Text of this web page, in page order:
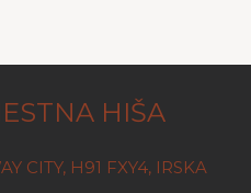
HIŠA
CITY, H91 FXY4, IRSKA